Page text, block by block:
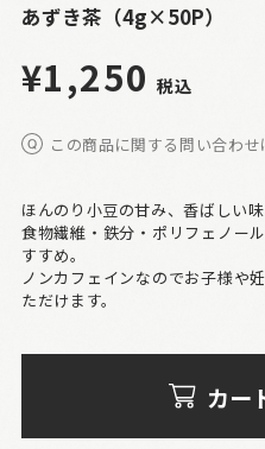
あずき茶（4g×50P）
¥1,250 税込
この商品に関する問い合わせ
ほんのり小豆の甘み、香ばしい味
食物繊維・鉄分・ポリフェノー
すすめ。
ノンカフェインなのでお子様や
ただけます。
カー